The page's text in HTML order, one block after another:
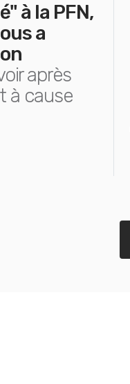
à la PFN,
a
après
à cause